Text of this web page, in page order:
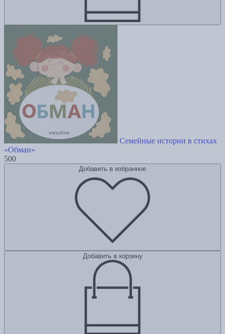
Семейные истории в стихах
«Обман»
500
Добавить в избранное
Добавить в корзину